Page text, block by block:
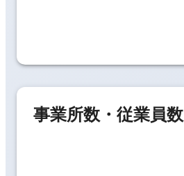
事業所数・従業員数